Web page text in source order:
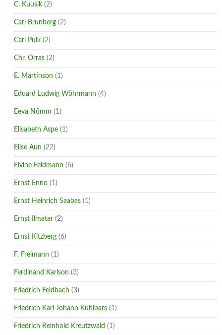
C. Kuusik (2)
Carl Brunberg (2)
Carl Pulk (2)
Chr. Orras (2)
E. Martinson (1)
Eduard Ludwig Wöhrmann (4)
Eeva Nõmm (1)
Elisabeth Aspe (1)
Elise Aun (22)
Elvine Feldmann (6)
Ernst Enno (1)
Ernst Heinrich Saabas (1)
Ernst Ilmatar (2)
Ernst Kitzberg (6)
F. Freimann (1)
Ferdinand Karlson (3)
Friedrich Feldbach (3)
Friedrich Karl Johann Kuhlbars (1)
Friedrich Reinhold Kreutzwald (1)